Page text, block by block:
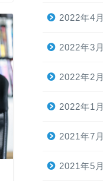
2022年4月
2022年3月
2022年2月
2022年1月
2021年7月
2021年5月